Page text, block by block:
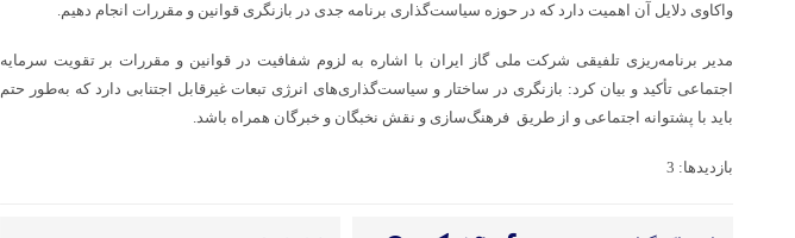
واکاوی دلایل آن اهمیت دارد که در حوزه سیاست‌گذاری برنامه جدی در بازنگری قوانین و مقررات انجام دهیم.
مدیر برنامه‌ریزی تلفیقی شرکت ملی گاز ایران با اشاره به لزوم شفافیت در قوانین و مقررات بر تقویت سرمایه
اجتماعی تأکید و بیان کرد: بازنگری در ساختار و سیاست‌گذاری‌های انرژی تبعات غیرقابل اجتنابی دارد که به‌طور حتم
باید با پشتوانه اجتماعی و از طریق فرهنگ‌سازی و نقش نخبگان و خبرگان همراه باشد.
بازدیدها: 3